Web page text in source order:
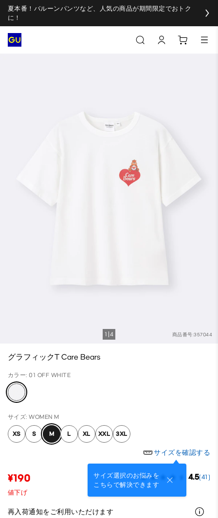
夏本番！バルーンパンツなど、人気の商品が期間限定でおトク
に！
商品番号:357044
1 4
グラフィックT Care Bears
カラー: 01 OFF WHITE
サイズ: WOMEN M
XS S M L XL XXL 3XL
サイズを確認する
サイズ選択のお悩みを
こちらで解決できます
¥190 4.5(41)
値下げ
再入荷通知をご利用いただけます